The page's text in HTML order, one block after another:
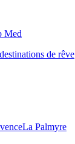
Med
de rêve​
La Palmyre